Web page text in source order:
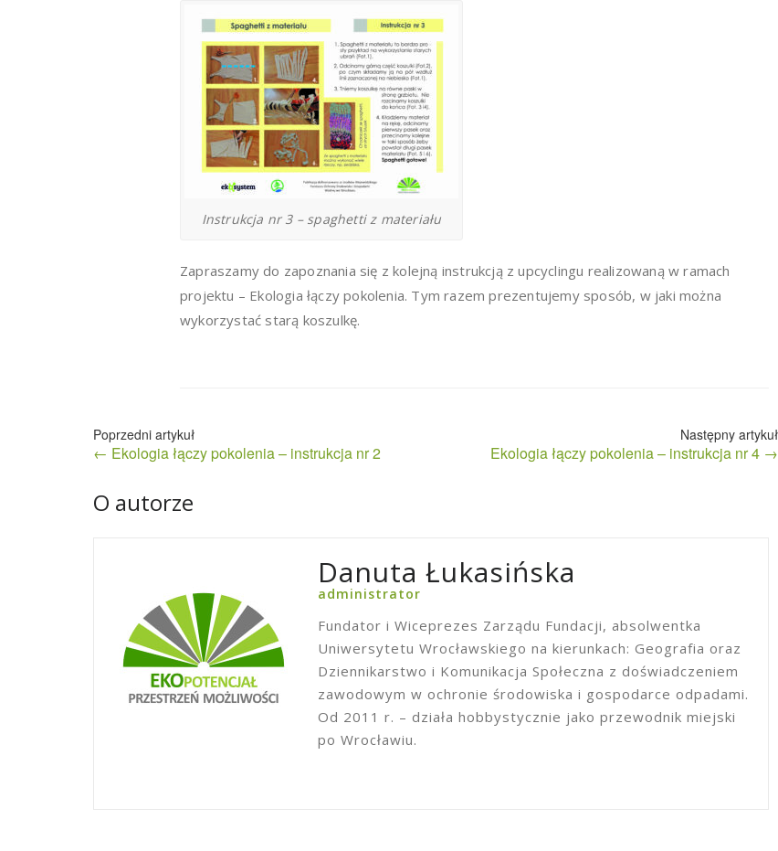
Instrukcja nr 3 – spaghetti z materiału
Zapraszamy do zapoznania się z kolejną instrukcją z upcyclingu realizowaną w ramach
projektu – Ekologia łączy pokolenia. Tym razem prezentujemy sposób, w jaki można
wykorzystać starą koszulkę.
Nawigacja
wpisu
← Ekologia łączy pokolenia – instrukcja nr 2 Ekologia łączy pokolenia – instrukcja nr 4 →
O autorze
Danuta Łukasińska
administrator
Fundator i Wiceprezes Zarządu Fundacji, absolwentka
Uniwersytetu Wrocławskiego na kierunkach: Geografia oraz
Dziennikarstwo i Komunikacja Społeczna z doświadczeniem
zawodowym w ochronie środowiska i gospodarce odpadami.
Od 2011 r. – działa hobbystycznie jako przewodnik miejski
po Wrocławiu.